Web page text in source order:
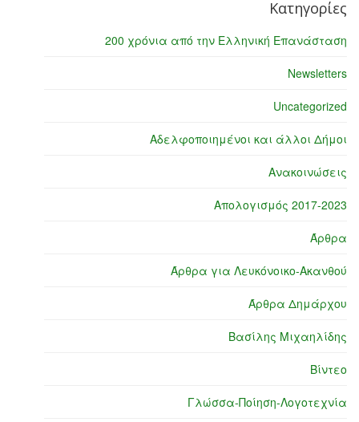
Κατηγορίες
200 χρόνια από την Ελληνική Επανάσταση
Newsletters
Uncategorized
Αδελφοποιημένοι και άλλοι Δήμοι
Ανακοινώσεις
Απολογισμός 2017-2023
Άρθρα
Άρθρα για Λευκόνοικο-Ακανθού
Άρθρα Δημάρχου
Βασίλης Μιχαηλίδης
Βίντεο
Γλώσσα-Ποίηση-Λογοτεχνία